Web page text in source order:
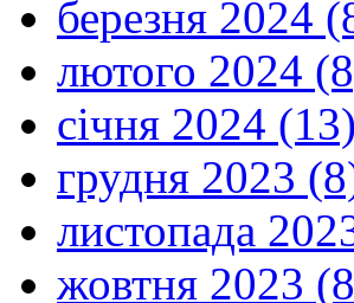
березня 2024
лютого 2024
січня 2024 (13)
грудня 2023
листопада
жовтня 2023